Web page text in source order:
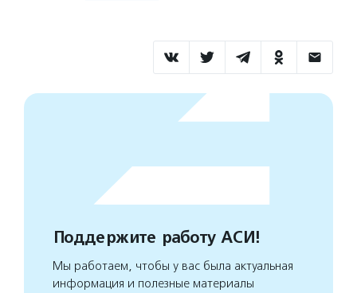
Поддержите работу АСИ!
Мы работаем, чтобы у вас была актуальная
информация и полезные материалы